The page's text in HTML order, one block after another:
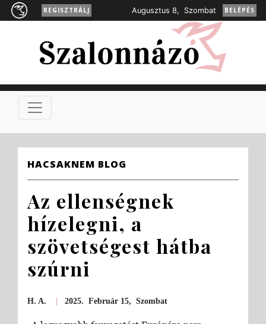
REGISZTRÁLJ Augusztus 8, Szombat BELÉPÉS
HACSAKNEM BLOG
Az ellenségnek
hízelegni, a
szövetségest hátba
szúrni
H. A. 2025. Február 15, Szombat